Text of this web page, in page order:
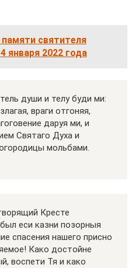
святителя
января 2022 года
души и телу буди ми:
враги отгоняя,
даруя ми, и
Святаго Духа и
мольбами.
Кресте
еси казни позорныя
спасения нашего присно
Како достойне
воспети Тя и како